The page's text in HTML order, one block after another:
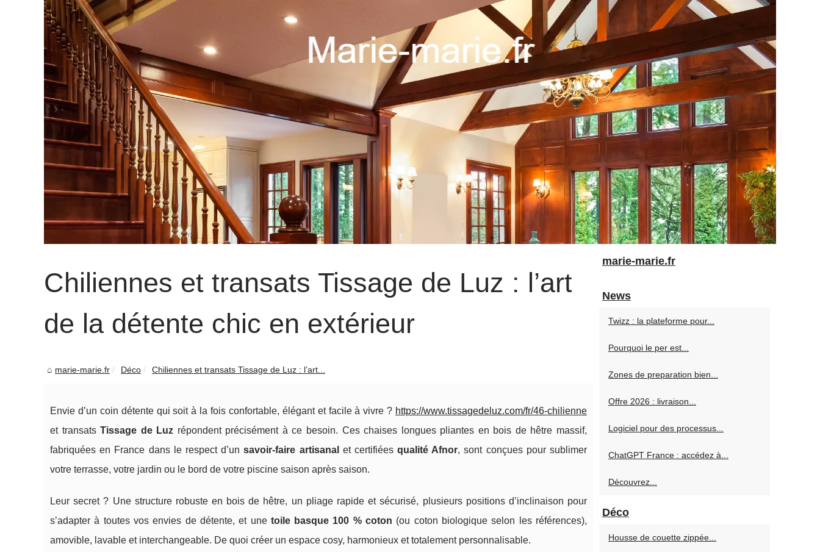
Chiliennes et transats Tissage de Luz : l’art
de la détente chic en extérieur
marie-marie.fr Déco Chiliennes et transats Tissage de Luz : l’art...
Envie d’un coin détente qui soit à la fois confortable, élégant et facile à vivre ? https://www.tissagedeluz.com/fr/46-chilienne
et transatsTissage de Luz répondent précisément à ce besoin. Ces chaises longues pliantes en bois de hêtre massif,
fabriquées en France dans le respect d’unsavoir‑faire artisanal et certifiéesqualité Afnor, sont conçues pour sublimer
votre terrasse, votre jardin ou le bord de votre piscine saison après saison.
Leur secret ? Une structure robuste en bois de hêtre, un pliage rapide et sécurisé, plusieurs positions d’inclinaison pour
s’adapter à toutes vos envies de détente, et une toile basque 100 % coton (ou coton biologique selon les références),
amovible, lavable et interchangeable. De quoi créer un espace cosy, harmonieux et totalement personnalisable.
marie-marie.fr
News
Twizz : la plateforme pour...
Pourquoi le per est...
Zones de preparation bien...
Offre 2026 : livraison...
Logiciel pour des processus...
ChatGPT France : accédez à...
Découvrez...
Déco
Housse de couette zippée...